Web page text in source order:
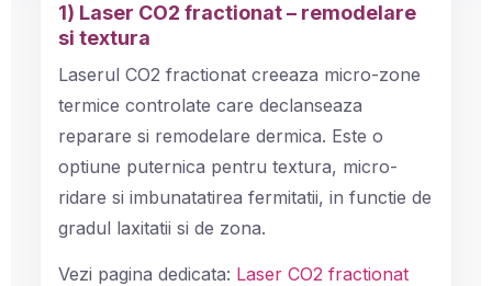
1) Laser CO2 fractionat – remodelare
si textura
Laserul CO2 fractionat creeaza micro-zone
termice controlate care declanseaza
reparare si remodelare dermica. Este o
optiune puternica pentru textura, micro-
ridare si imbunatatirea fermitatii, in functie de
gradul laxitatii si de zona.
Vezi pagina dedicata: Laser CO2 fractionat